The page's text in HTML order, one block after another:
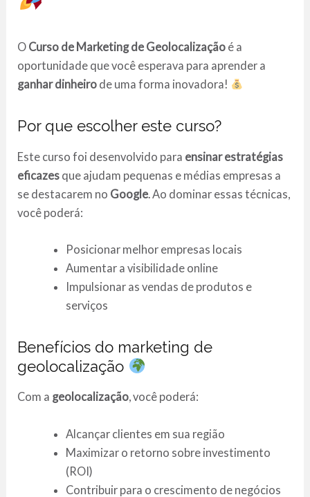
O Curso de Marketing de Geolocalização é a
oportunidade que você esperava para aprender a
ganhar dinheiro de uma forma inovadora!
Por que escolher este curso?
Este curso foi desenvolvido para ensinar estratégias
eficazes que ajudam pequenas e médias empresas a
se destacarem no Google . Ao dominar essas técnicas,
você poderá:
Posicionar melhor empresas locais
Aumentar a visibilidade online
Impulsionar as vendas de produtos e
serviços
Benefícios do marketing de
geolocalização
Com a geolocalização, você poderá:
Alcançar clientes em sua região
Maximizar o retorno sobre investimento
(ROI)
Contribuir para o crescimento de negócios